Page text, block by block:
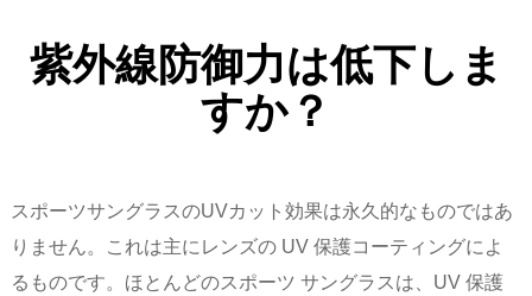
紫外線防御力は低下しま
すか？
スポーツサングラスのUVカット効果は永久的なものではあ
りません。これは主にレンズの UV 保護コーティングによ
るものです。ほとんどのスポーツ サングラスは、UV 保護